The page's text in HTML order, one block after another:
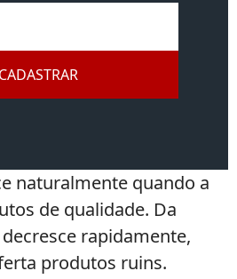
CADASTRAR
naturalmente quando a
de qualidade. Da
rapidamente,
produtos ruins.